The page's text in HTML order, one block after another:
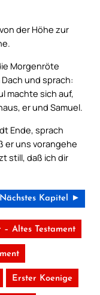
der Höhe zur
Morgenröte
und sprach:
machte sich auf,
er und Samuel.
Ende, sprach
er uns vorangehe
still, daß ich dir
Nächstes Kapitel ►
– Altes Testament
Erster Koenige